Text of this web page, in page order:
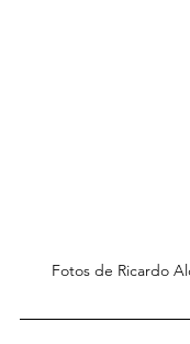
Fotos de Ricardo